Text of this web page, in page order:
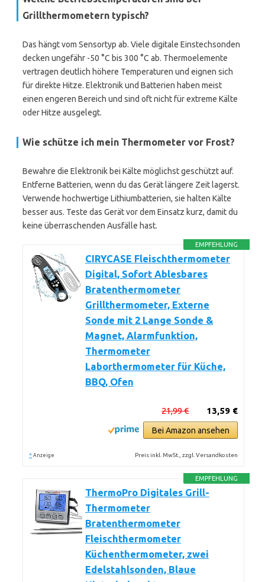
Grillthermometern typisch?
Das hängt vom Sensortyp ab. Viele digitale Einstechsonden
decken ungefähr -50 °C bis 300 °C ab. Thermoelemente
vertragen deutlich höhere Temperaturen und eignen sich
für direkte Hitze. Elektronik und Batterien haben meist
einen engeren Bereich und sind oft nicht für extreme Kälte
oder Hitze ausgelegt.
Wie schütze ich mein Thermometer vor Frost?
Bewahre die Elektronik bei Kälte möglichst geschützt auf.
Entferne Batterien, wenn du das Gerät längere Zeit lagerst.
Verwende hochwertige Lithiumbatterien, sie halten Kälte
besser aus. Teste das Gerät vor dem Einsatz kurz, damit du
keine überraschenden Ausfälle hast.
EMPFEHLUNG
CIRYCASE Fleischthermometer
Digital, Sofort Ablesbares
Bratenthermometer
Grillthermometer, Externe
Sonde mit 2 Lange Sonde &
Magnet, Alarmfunktion,
Thermometer
Laborthermometer für Küche,
BBQ, Ofen
13,59 €
21,99 €
Bei Amazon ansehen
* Anzeige Preis inkl. MwSt., zzgl. Versandkosten
EMPFEHLUNG
ThermoPro Digitales Grill-
Thermometer
Bratenthermometer
Fleischthermometer
Küchenthermometer, zwei
Edelstahlsonden, Blaue